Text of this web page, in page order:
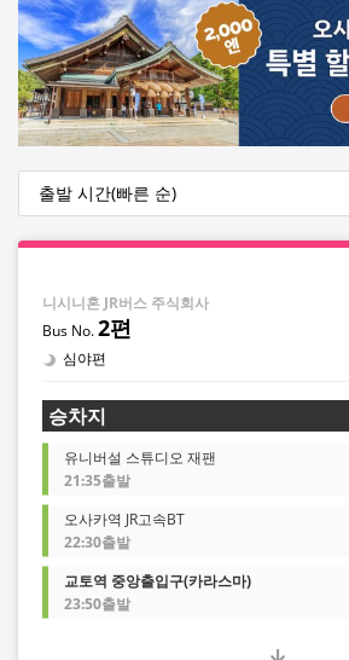
니시니혼 JR버스 주식회사
2편
심야편
승차지
유니버설 스튜디오 재팬
21:35출발
오사카역 JR고속BT
22:30출발
교토역 중앙출입구(카라스마)
23:50출발